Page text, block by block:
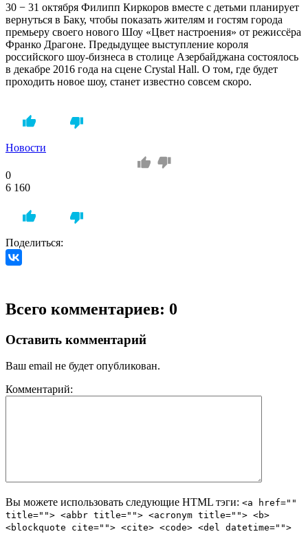
30 − 31 октября Филипп Киркоров вместе с детьми планирует
вернуться в Баку, чтобы показать жителям и гостям города
премьеру своего нового Шоу «Цвет настроения» от режиссёра
Франко Драгоне. Предыдущее выступление короля
российского шоу-бизнеса в столице Азербайджана состоялось
в декабре 2016 года на сцене Crystal Hall. О том, где будет
проходить новое шоу, станет известно совсем скоро.
Новости
0
6 160
Поделиться:
Всего комментариев: 0
Оставить комментарий
Ваш email не будет опубликован.
Комментарий:
Вы можете использовать следующие HTML тэги: <a href=""
title=""> <abbr title=""> <acronym title=""> <b>
<blockquote cite=""> <cite> <code> <del datetime="">